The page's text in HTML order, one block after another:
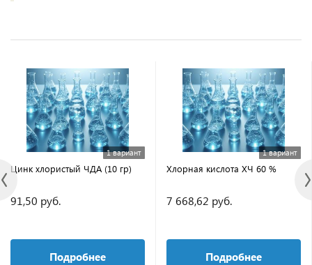
1 вариант
Цинк хлористый ЧДА (10 гр)
91,50 руб.
Подробнее
1 вариант
Хлорная кислота ХЧ 60 %
7 668,62 руб.
Подробнее